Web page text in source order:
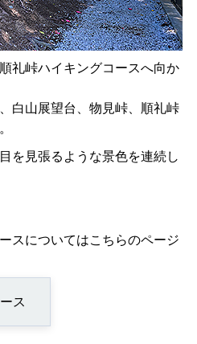
礼峠ハイキングコースへ向か
白山展望台、物見峠、順礼峠
を見張るような景色を連続し
スについてはこちらのページ
ス